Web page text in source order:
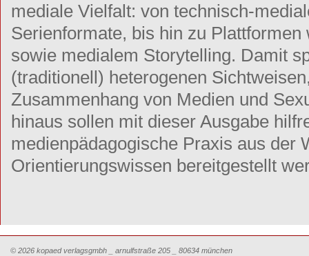
mediale Vielfalt: von technisch-
Serienformate, bis hin zu
sowie medialem Storytelling. Damit
(traditionell) heterogenen
Zusammenhang von Medien und
hinaus sollen mit dieser Ausgabe
medienpädagogische Praxis aus der
Orientierungswissen bereitgestellt
© 2026 kopaed verlagsgmbh _ arnulfstraße 205 _ 80634 münchen